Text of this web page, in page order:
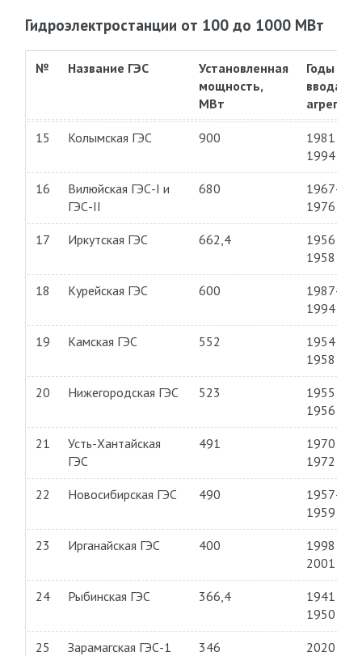
Гидроэлектростанции от 100 до 1000 МВт
№ Название ГЭС
Установленная
мощность,
МВт
Годы
ввода
15 Колымская ГЭС 900
1981—
1994
16
Вилюйская ГЭС-I и
ГЭС-II
680
1967—
1976
17 Иркутская ГЭС 662,4
1956—
1958
18 Курейская ГЭС 600
1987—
1994
19 Камская ГЭС 552
1954—
1958
20 Нижегородская ГЭС 523
1955—
1956
21
Усть-Хантайская
ГЭС
491
1970—
1972
22 Новосибирская ГЭС 490
1957—
1959
23 Ирганайская ГЭС 400
1998—
2001
24 Рыбинская ГЭС 366,4
1941—
1950
25 Зарамагская ГЭС-1 346 2020